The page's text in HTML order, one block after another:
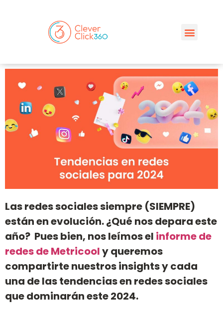
Las redes sociales siempre (SIEMPRE)
están en evolución. ¿Qué nos depara este
año? Pues bien, nos leímos el informe de
redes de Metricooly queremos
compartirte nuestros insights y cada
una de las tendencias en redes sociales
que dominarán este 2024.